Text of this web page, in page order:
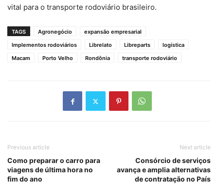
vital para o transporte rodoviário brasileiro.
TAGS Agronegócio
expansão empresarial
Implementos rodoviários
Librelato Libreparts
logística
Macam
Porto Velho Rondônia transporte rodoviário
Previous article
Como preparar o carro para
viagens de última hora no
fim do ano
Next article
Consórcio de serviços
avança e amplia alternativas
de contratação no País